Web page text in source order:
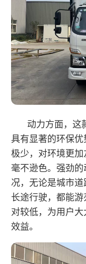
动力方面，这
具有显著的环保
极少，对环境更
毫不逊色。强劲
况，无论是城市
长途行驶，都能
对较低，为用户
效益。